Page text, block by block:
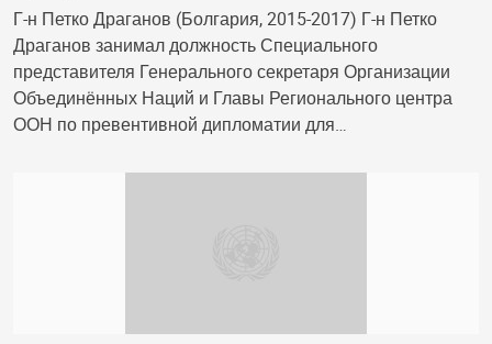
Г-н Петко Драганов (Болгария, 2015-2017) Г-н Петко
Драганов занимал должность Специального
представителя Генерального секретаря Организации
Объединённых Наций и Главы Регионального центра
ООН по превентивной дипломатии для…